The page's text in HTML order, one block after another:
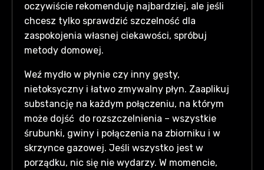
oczywiście rekomenduję najbardziej, ale jeśli
chcesz tylko sprawdzić szczelność dla
zaspokojenia własnej ciekawości, spróbuj
metody domowej.
Weź mydło w płynie czy inny gęsty,
nietoksyczny i łatwo zmywalny płyn. Zaaplikuj
substancję na każdym połączeniu, na którym
może dojść do rozszczelnienia – wszystkie
śrubunki, gwiny i połączenia na zbiorniku i w
skrzynce gazowej. Jeśli wszystko jest w
porządku, nic się nie wydarzy. W momencie,